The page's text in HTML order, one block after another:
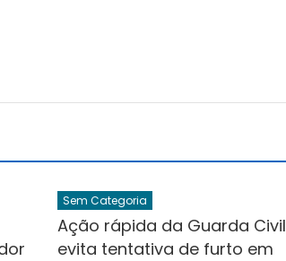
Sem Categoria
Ação rápida da Guarda Civil
evita tentativa de furto em